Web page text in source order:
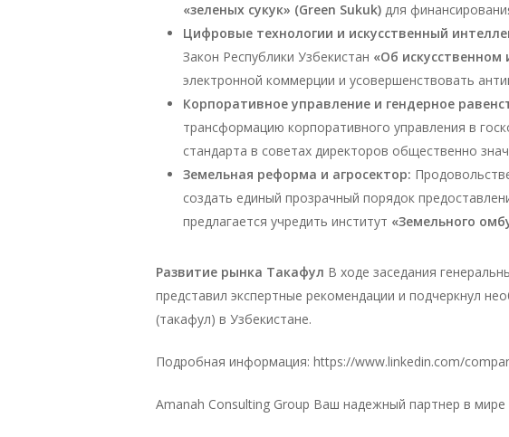
«зеленых сукук» (Green Sukuk) для
Цифровые технологии и искусственный
Закон Республики Узбекистан «Об искусственном
электронной коммерции и усовершенствовать
Корпоративное управление и гендерное
трансформацию корпоративного управления в
стандарта в советах директоров общественно
Земельная реформа и агросектор:
создать единый прозрачный порядок
предлагается учредить институт «Земельного
Развитие рынка Такафул В ходе заседания
представил экспертные рекомендации и подчеркнул
(такафул) в Узбекистане.
Подробная информация: https://www.linkedin.com/
Amanah Consulting Group Ваш надежный партнер в мире